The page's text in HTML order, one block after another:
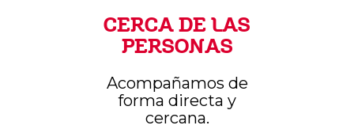
CERCA DE LAS
PERSONAS
Acompañamos de
forma directa y
cercana.